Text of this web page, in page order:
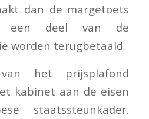
dan de margetoets
een deel van de
worden terugbetaald.
het prijsplafond
kabinet aan de eisen
staatssteunkader.